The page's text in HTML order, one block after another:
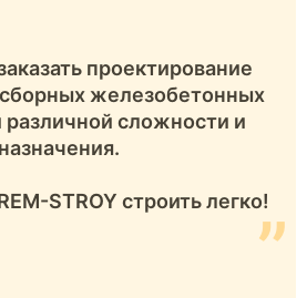
проектирование
железобетонных
различной сложности и
назначения.
STROY строить легко!
”